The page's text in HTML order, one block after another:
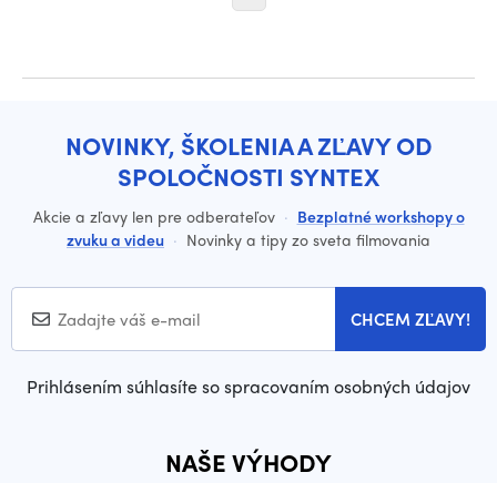
NOVINKY, ŠKOLENIA A ZĽAVY OD
SPOLOČNOSTI SYNTEX
Akcie a zľavy len pre odberateľov · Bezplatné workshopy o
zvuku a videu · Novinky a tipy zo sveta filmovania
CHCEM ZĽAVY!
Prihlásením súhlasíte so spracovaním osobných údajov
NAŠE VÝHODY